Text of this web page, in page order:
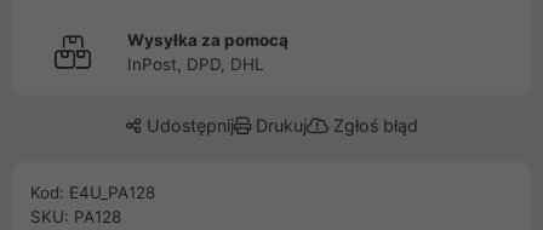
Wysyłka za pomocą
InPost, DPD, DHL
Udostępnij Drukuj Zgłoś błąd
Kod: E4U_PA128
SKU: PA128